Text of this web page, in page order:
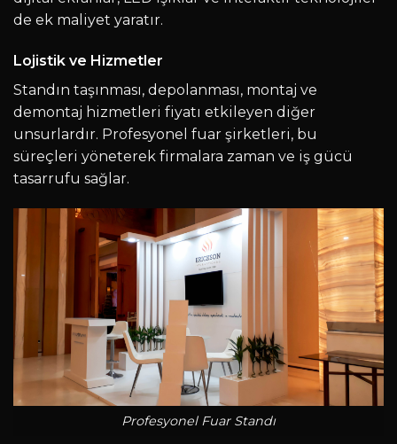
de ek maliyet yaratır.
Lojistik ve Hizmetler
Standın taşınması, depolanması, montaj ve
demontaj hizmetleri fiyatı etkileyen diğer
unsurlardır. Profesyonel fuar şirketleri, bu
süreçleri yöneterek firmalara zaman ve iş gücü
tasarrufu sağlar.
Profesyonel Fuar Standı